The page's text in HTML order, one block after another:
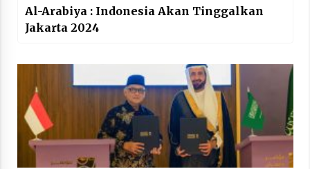
Al-Arabiya : Indonesia Akan Tinggalkan
Jakarta 2024